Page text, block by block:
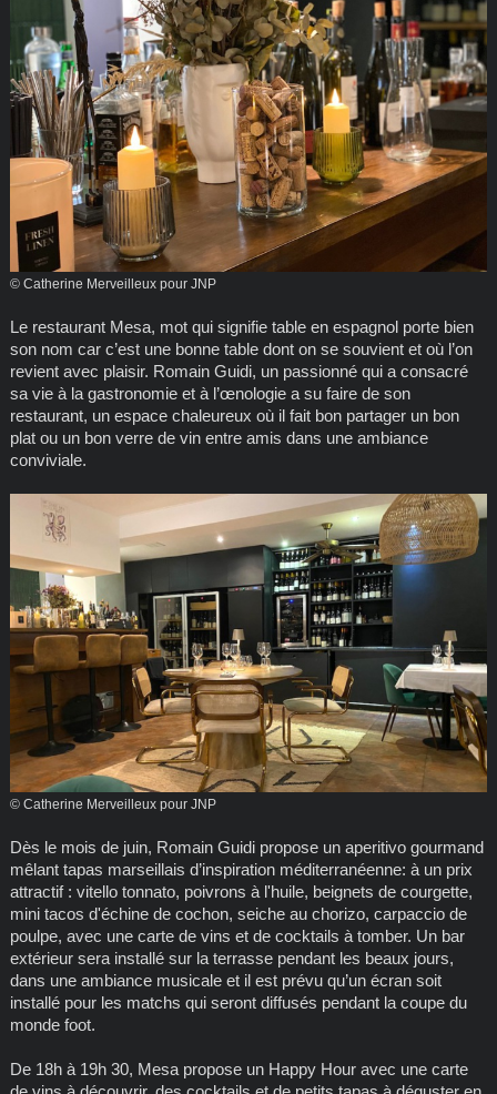
© Catherine Merveilleux pour JNP
Le restaurant Mesa, mot qui signifie table en espagnol porte bien
son nom car c’est une bonne table dont on se souvient et où l’on
revient avec plaisir. Romain Guidi, un passionné qui a consacré
sa vie à la gastronomie et à l’œnologie a su faire de son
restaurant, un espace chaleureux où il fait bon partager un bon
plat ou un bon verre de vin entre amis dans une ambiance
conviviale.
© Catherine Merveilleux pour JNP
Dès le mois de juin, Romain Guidi propose un aperitivo gourmand
mêlant tapas marseillais d’inspiration méditerranéenne: à un prix
attractif : vitello tonnato, poivrons à l'huile, beignets de courgette,
mini tacos d'échine de cochon, seiche au chorizo, carpaccio de
poulpe, avec une carte de vins et de cocktails à tomber. Un bar
extérieur sera installé sur la terrasse pendant les beaux jours,
dans une ambiance musicale et il est prévu qu’un écran soit
installé pour les matchs qui seront diffusés pendant la coupe du
monde foot.
De 18h à 19h 30, Mesa propose un Happy Hour avec une carte